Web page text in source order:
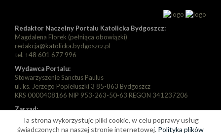
Redaktor Naczelny Portalu Katolicka Bydgoszcz:
Magdalena Florek (pełniąca obowiązki)
redakcja@katolicka.bydgoszcz.pl
tel. +48 601 677 996
Wydawca Portalu:
Stowarzyszenie Sanctus Paulus
ul. ks. Jerzego Popiełuszki 3 85-863 Bydgoszcz
KRS 0000408166 NIP 953-263-50-63 REGON 341237206
Zarząd:
Prezes: Piotr Florek
Wiceprezes: Paweł Szarapka
Ta strona wykorzystuje pliki cookie, w celu poprawy usług
świadczonych na naszej stronie internetowej. Polityka plików